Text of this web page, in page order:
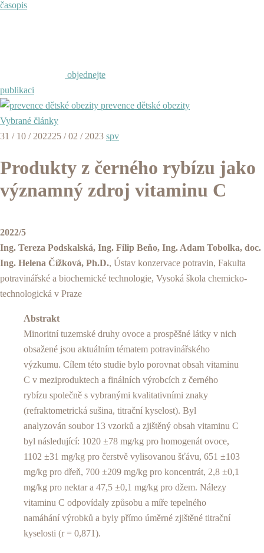
časopis
objednejte
publikaci
prevence dětské obezity
Vybrané články
31 / 10 / 202225 / 02 / 2023 spv
Produkty z černého rybízu jako
významný zdroj vitaminu C
2022/5
Ing. Tereza Podskalská, Ing. Filip Beňo, Ing. Adam Tobolka, doc.
Ing. Helena Čížková, Ph.D., Ústav konzervace potravin, Fakulta
potravinářské a biochemické technologie, Vysoká škola chemicko-
technologická v Praze
Abstrakt
Minoritní tuzemské druhy ovoce a prospěšné látky v nich
obsažené jsou aktuálním tématem potravinářského
výzkumu. Cílem této studie bylo porovnat obsah vitaminu
C v meziproduktech a finálních výrobcích z černého
rybízu společně s vybranými kvalitativními znaky
(refraktometrická sušina, titrační kyselost). Byl
analyzován soubor 13 vzorků a zjištěný obsah vitaminu C
byl následující: 1020 ±78 mg/kg pro homogenát ovoce,
1102 ±31 mg/kg pro čerstvě vylisovanou šťávu, 651 ±103
mg/kg pro dřeň, 700 ±209 mg/kg pro koncentrát, 2,8 ±0,1
mg/kg pro nektar a 47,5 ±0,1 mg/kg pro džem. Nálezy
vitaminu C odpovídaly způsobu a míře tepelného
namáhání výrobků a byly přímo úměrné zjištěné titrační
kyselosti (r = 0,871).